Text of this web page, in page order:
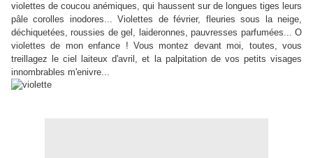
violettes de coucou anémiques, qui haussent sur de longues tiges leurs
pâle corolles inodores... Violettes de février, fleuries sous la neige,
déchiquetées, roussies de gel, laideronnes, pauvresses parfumées... O
violettes de mon enfance ! Vous montez devant moi, toutes, vous
treillagez le ciel laiteux d'avril, et la palpitation de vos petits visages
innombrables m'enivre...